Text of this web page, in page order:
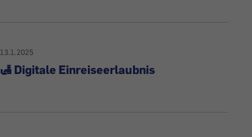
13.1.2025
🛃 Digitale Einreiseerlaubnis